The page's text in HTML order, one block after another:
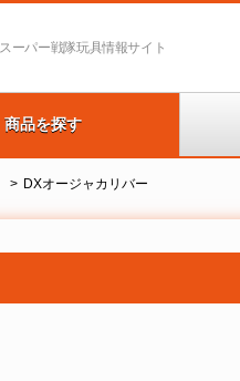
スーパー戦隊玩具情報サイト
商品を探す
DXオージャカリバー